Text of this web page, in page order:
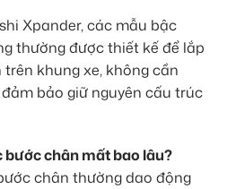
Xpander, các mẫu bậc
thường được thiết kế để lắp
khung xe, không cần
bảo giữ nguyên cấu trúc
bước chân mất bao lâu?
chân thường dao động